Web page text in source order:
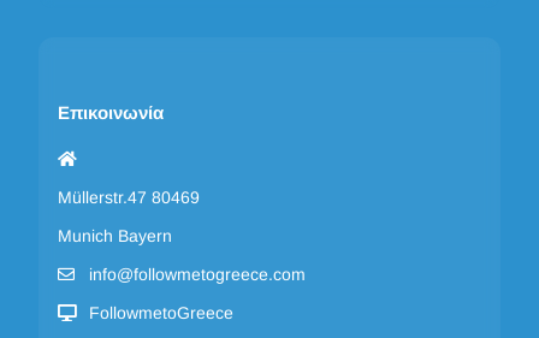
Επικοινωνία
Müllerstr.47 80469
Munich Bayern
info@followmetogreece.com
FollowmetoGreece